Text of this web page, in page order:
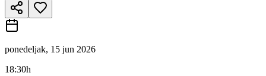
ponedeljak, 15 jun 2026
18:30h